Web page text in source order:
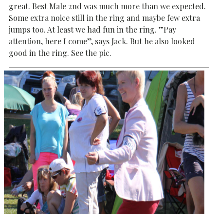
great. Best Male 2nd was much more than we expected.
Some extra noice still in the ring and maybe few extra
jumps too. At least we had fun in the ring. ”Pay
attention, here I come”, says Jack. But he also looked
good in the ring. See the pic.